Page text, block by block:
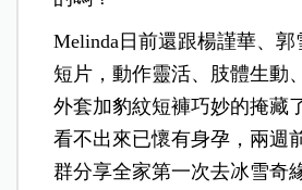
Melinda日前還跟楊謹華、
短片，動作靈活、肢體生動
外套加豹紋短褲巧妙的掩藏
看不出來已懷有身孕，兩週
群分享全家第一次去冰雪奇